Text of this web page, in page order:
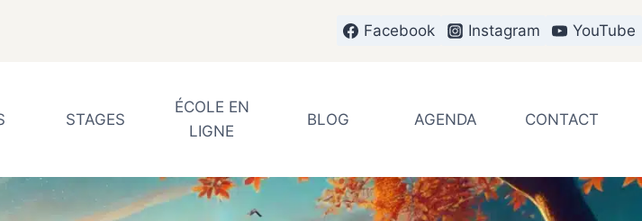
Facebook Instagram YouTube
STAGES
ÉCOLE EN
LIGNE
BLOG AGENDA CONTACT